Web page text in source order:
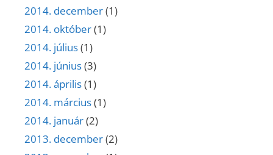
2014. december(1)
2014. október(1)
2014. július(1)
2014. június(3)
2014. április(1)
2014. március(1)
2014. január(2)
2013. december(2)